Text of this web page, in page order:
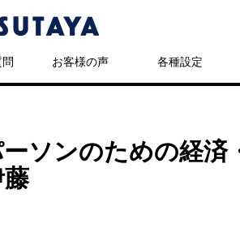
お客様の声 各種設定
ソンのための経済